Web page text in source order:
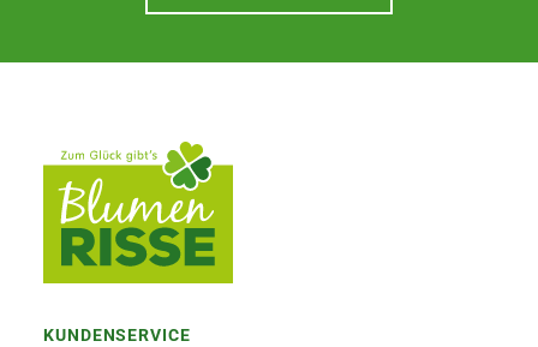
KUNDENSERVICE